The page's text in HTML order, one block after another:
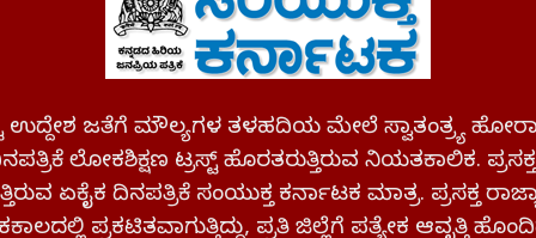
ಉದ್ದೇಶ ಜತೆಗೆ ಮೌಲ್ಯಗಳ ತಳಹದಿಯ ಮೇಲೆ ಸ್ವಾತಂತ್ರ್ಯ
ಲೋಕಶಿಕ್ಷಣ ಟ್ರಸ್ಟ್ ಹೊರತರುತ್ತಿರುವ ನಿಯತಕಾಲಿಕ.
ಏಕೈಕ ದಿನಪತ್ರಿಕೆ ಸಂಯುಕ್ತ ಕರ್ನಾಟಕ ಮಾತ್ರ. ಪ್ರಸಕ್ತ
ಪ್ರಕಟಿತವಾಗುತ್ತಿದ್ದು, ಪ್ರತಿ ಜಿಲ್ಲೆಗೆ ಪತ್ಯೇಕ ಆವೃತ್ತಿ